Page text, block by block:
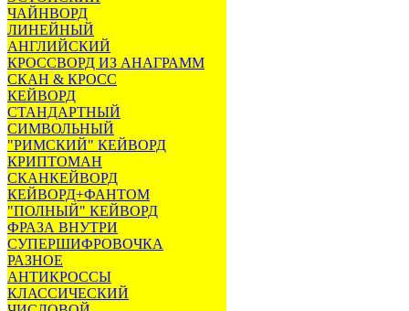
ЧАЙНВОРД
ЛИНЕЙНЫЙ
АНГЛИЙСКИЙ
КРОССВОРД ИЗ АНАГРАММ
СКАН & КРОСС
КЕЙВОРД
СТАНДАРТНЫЙ
СИМВОЛЬНЫЙ
"РИМСКИЙ" КЕЙВОРД
КРИПТОМАН
СКАНКЕЙВОРД
КЕЙВОРД+ФАНТОМ
"ПОЛНЫЙ" КЕЙВОРД
ФРАЗА ВНУТРИ
СУПЕРШИФРОВОЧКА
РАЗНОЕ
АНТИКРОССЫ
КЛАССИЧЕСКИЙ